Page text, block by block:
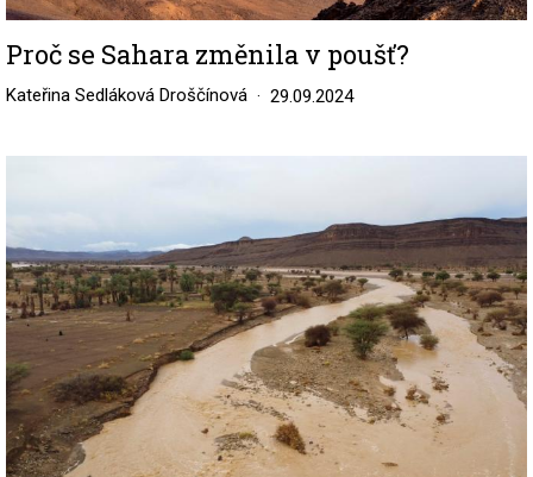
Proč se Sahara změnila v poušť?
Kateřina Sedláková Droščínová 29.09.2024